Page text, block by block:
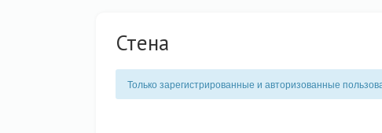
Стена
Только зарегистрированные и авторизованные